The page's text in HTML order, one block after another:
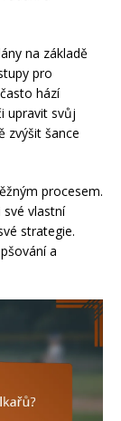
na základě
pro
hází
upravit svůj
zvýšit šance
procesem.
vlastní
strategie.
a